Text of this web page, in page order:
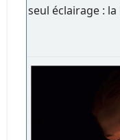
seul éclairage :